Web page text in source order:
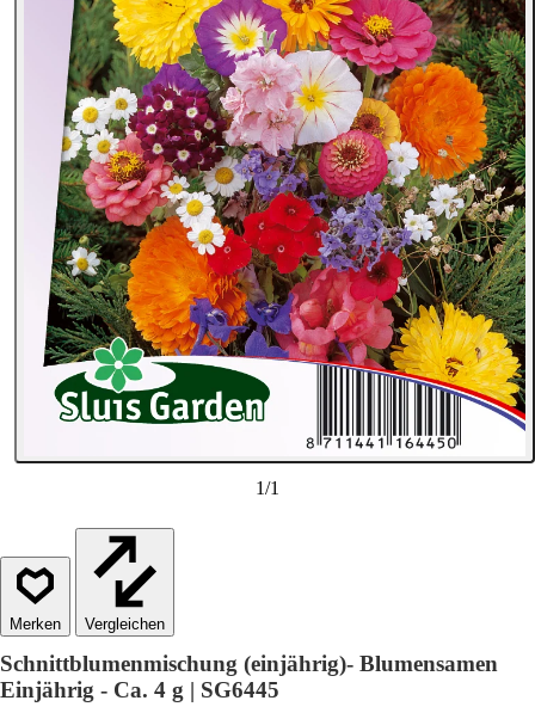
1/1
Vergleichen
Schnittblumenmischung (einjährig)- Blumensamen
Einjährig - Ca. 4 g | SG6445